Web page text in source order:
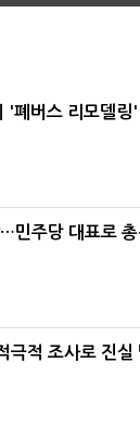
'폐버스 리모델링'
민주당 대표로 총
극적 조사로 진실